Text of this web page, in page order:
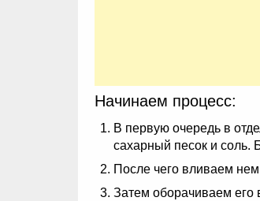
Начинаем процесс:
В первую очередь в
сахарный песок и соль.
После чего вливаем
Затем оборачиваем его